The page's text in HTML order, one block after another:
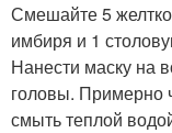
Смешайте 5
имбиря и 1
Нанести маску на
головы. Примерно
смыть теплой